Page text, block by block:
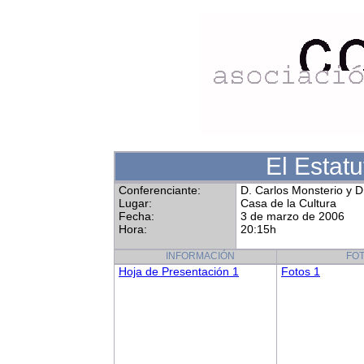
El
Conferenciante:
Lugar:
Fecha:
Hora:
D. Carlos Monsterio y
Casa de la Cultura
3 de marzo de 2006
20:15h
INFORMACIÓN
Hoja de Presentación 1 Fotos 1